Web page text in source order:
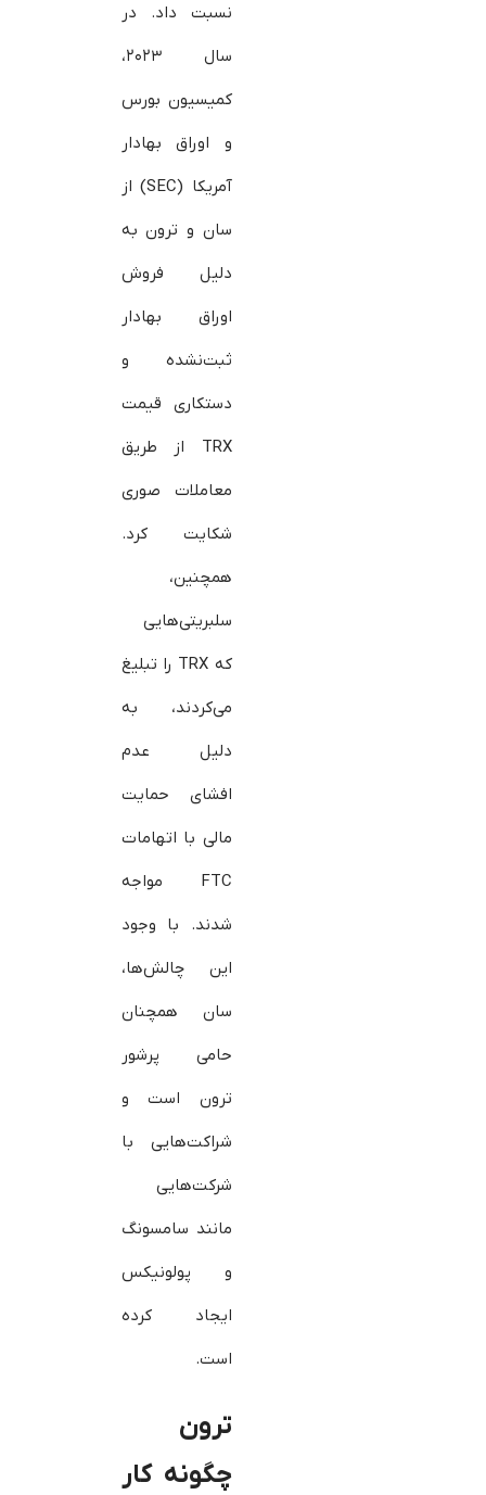
نسبت داد. در
سال ۲۰۲۳،
کمیسیون بورس
و اوراق بهادار
آمریکا (SEC) از
سان و ترون به
دلیل فروش
اوراق بهادار
ثبت‌نشده و
دستکاری قیمت
TRX از طریق
معاملات صوری
شکایت کرد.
همچنین،
سلبریتی‌هایی
که TRX را تبلیغ
می‌کردند، به
دلیل عدم
افشای حمایت
مالی با اتهامات
FTC مواجه
شدند. با وجود
این چالش‌ها،
سان همچنان
حامی پرشور
ترون است و
شراکت‌هایی با
شرکت‌هایی
مانند سامسونگ
و پولونیکس
ایجاد کرده
است.
ترون
چگونه کار